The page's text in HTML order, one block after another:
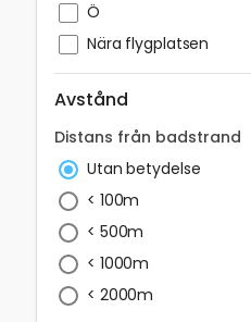
Ö
Nära flygplatsen
Avstånd
Distans från badstrand
Utan betydelse
< 100m
< 500m
< 1000m
< 2000m